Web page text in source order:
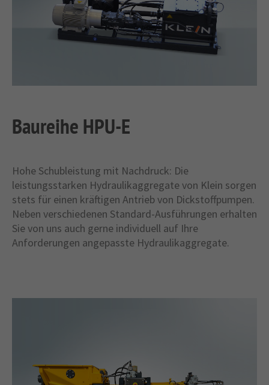
Drop us a line
info@yourdomain.com
About us
adipiscing elit.
dis parturient montes, nascetur ridiculus mus.
Donec quam felis, ultricies nec.
Baureihe HPU-E
Hohe Schubleistung mit Nachdruck: Die
leistungsstarken Hydraulikaggregate von Klein sorgen
stets für einen kräftigen Antrieb von Dickstoffpumpen.
Neben verschiedenen Standard-Ausführungen erhalten
Sie von uns auch gerne individuell auf Ihre
Anforderungen angepasste Hydraulikaggregate.